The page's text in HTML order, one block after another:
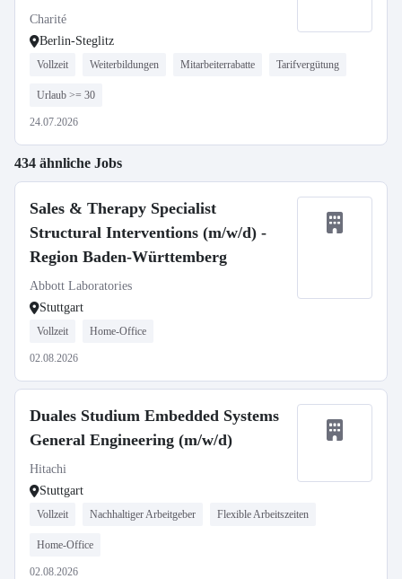
Charité
Berlin-Steglitz
Vollzeit Weiterbildungen Mitarbeiterrabatte Tarifvergütung
Urlaub >= 30
24.07.2026
434 ähnliche Jobs
Sales & Therapy Specialist
Structural Interventions (m/w/d) -
Region Baden-Württemberg
Abbott Laboratories
Stuttgart
Vollzeit Home-Office
02.08.2026
Duales Studium Embedded Systems
General Engineering (m/w/d)
Hitachi
Stuttgart
Vollzeit Nachhaltiger Arbeitgeber Flexible Arbeitszeiten
Home-Office
02.08.2026